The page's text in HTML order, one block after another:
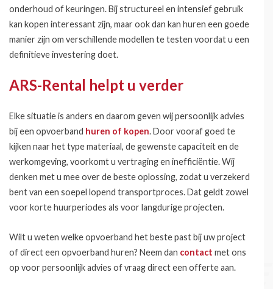
onderhoud of keuringen. Bij structureel en intensief gebruik
kan kopen interessant zijn, maar ook dan kan huren een goede
manier zijn om verschillende modellen te testen voordat u een
definitieve investering doet.
ARS-Rental helpt u verder
Elke situatie is anders en daarom geven wij persoonlijk advies
bij een opvoerband huren of kopen. Door vooraf goed te
kijken naar het type materiaal, de gewenste capaciteit en de
werkomgeving, voorkomt u vertraging en inefficiëntie. Wij
denken met u mee over de beste oplossing, zodat u verzekerd
bent van een soepel lopend transportproces. Dat geldt zowel
voor korte huurperiodes als voor langdurige projecten.
Wilt u weten welke opvoerband het beste past bij uw project
of direct een opvoerband huren? Neem dan contact met ons
op voor persoonlijk advies of vraag direct een offerte aan.